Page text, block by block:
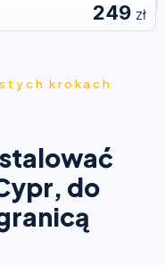
249 zł
krokach
do